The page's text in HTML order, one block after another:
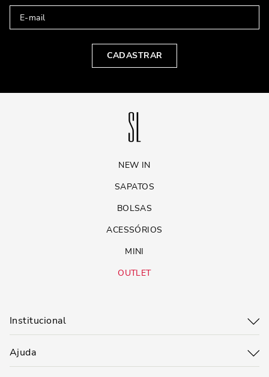
CADASTRAR
NEW IN
SAPATOS
BOLSAS
ACESSÓRIOS
MINI
OUTLET
Institucional
Ajuda